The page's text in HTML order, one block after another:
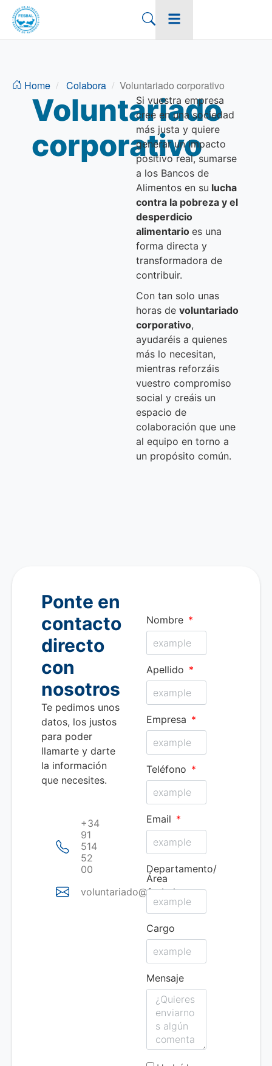
Home Colabora Voluntariado corporativo
Voluntariado
corporativo
Si vuestra empresa
cree en una sociedad
más justa y quiere
generar un impacto
positivo real, sumarse
a los Bancos de
Alimentos en su lucha
contra la pobreza y el
desperdicio
alimentario es una
forma directa y
transformadora de
contribuir.
Con tan solo unas
horas de voluntariado
corporativo,
ayudaréis a quienes
más lo necesitan,
mientras reforzáis
vuestro compromiso
social y creáis un
espacio de
colaboración que une
al equipo en torno a
un propósito común.
Ponte en
contacto
directo
con
nosotros
Te pedimos unos
datos, los justos
para poder
llamarte y darte
la información
que necesites.
+34
91
514
52
00
voluntariado@fesbal.org
Nombre
Apellido
Empresa
Teléfono
Email
Departamento/
Área
Cargo
Mensaje